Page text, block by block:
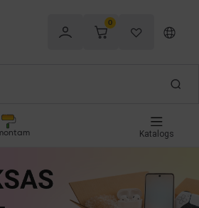
0
Katalogs